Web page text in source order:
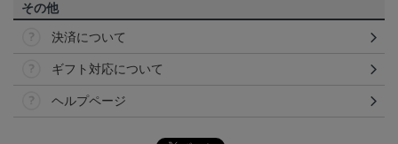
その他
決済について
ギフト対応について
ヘルプページ